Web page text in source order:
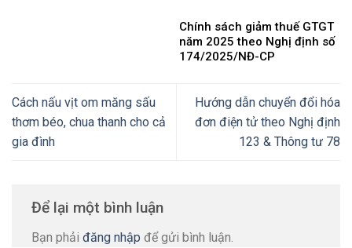
Chính sách giảm thuế GTGT
năm 2025 theo Nghị định số
174/2025/NĐ-CP
Cách nấu vịt om măng sấu
thơm béo, chua thanh cho cả
gia đình
Hướng dẫn chuyển đổi hóa
đơn điện tử theo Nghị định
123 & Thông tư 78
Để lại một bình luận
Bạn phải đăng nhập để gửi bình luận.